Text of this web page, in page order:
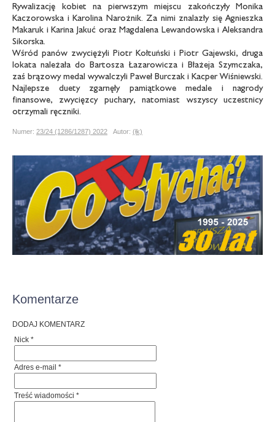
Rywalizację kobiet na pierwszym miejscu zakończyły Monika
Kaczorowska i Karolina Narożnik. Za nimi znalazły się Agnieszka
Makaruk i Karina Jakuć oraz Magdalena Lewandowska i Aleksandra
Sikorska.
Wśród panów zwyciężyli Piotr Kołtuński i Piotr Gajewski, druga
lokata należała do Bartosza Łazarowicza i Błażeja Szymczaka,
zaś brązowy medal wywalczyli Paweł Burczak i Kacper Wiśniewski.
Najlepsze duety zgarnęły pamiątkowe medale i nagrody
finansowe, zwycięzcy puchary, natomiast wszyscy uczestnicy
otrzymali ręczniki.
Numer: 23/24 (1286/1287) 2022 Autor: (łk)
Komentarze
DODAJ KOMENTARZ
Nick *
Adres e-mail *
Treść wiadomości *